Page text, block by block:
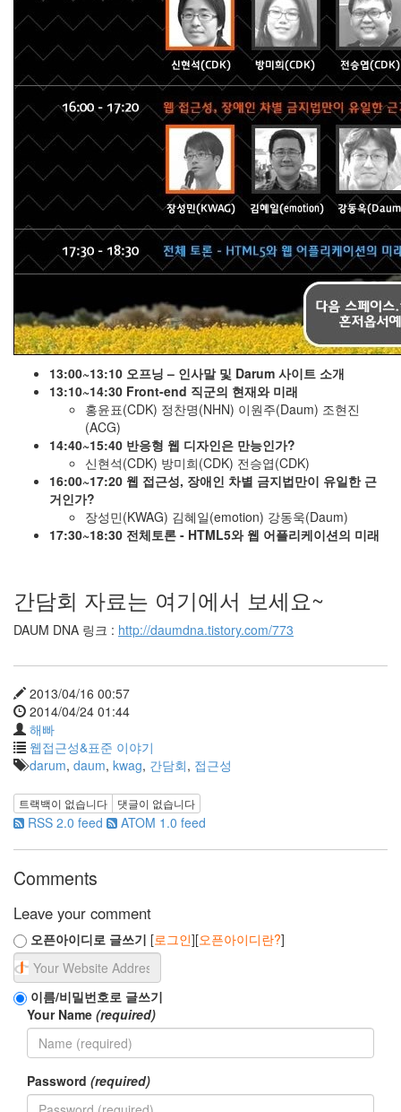
13:00~13:10 오프닝 – 인사말 및 Darum 사이트 소개
13:10~14:30 Front-end 직군의 현재와 미래
홍윤표(CDK) 정찬명(NHN) 이원주(Daum) 조현진
(ACG)
14:40~15:40 반응형 웹 디자인은 만능인가?
신현석(CDK) 방미희(CDK) 전승엽(CDK)
16:00~17:20 웹 접근성, 장애인 차별 금지법만이 유일한 근
거인가?
장성민(KWAG) 김혜일(emotion) 강동욱(Daum)
17:30~18:30 전체토론 - HTML5와 웹 어플리케이션의 미래
간담회 자료는 여기에서 보세요~
DAUM DNA 링크 : http://daumdna.tistory.com/773
2013/04/16 00:57
2014/04/24 01:44
해빠
웹접근성&표준 이야기
darum, daum, kwag, 간담회, 접근성
트랙백이 없습니다 댓글이 없습니다
RSS 2.0 feed ATOM 1.0 feed
Comments
Leave your comment
오픈아이디로 글쓰기 [로그인][오픈아이디란?]
이름/비밀번호로 글쓰기
Your Name (required)
Password (required)
by
해
빠
윈
도
우
10
우
스
포
인
강
by
해
빠
by
시
각
장
애
인
하
는
-
by
해
빠
인